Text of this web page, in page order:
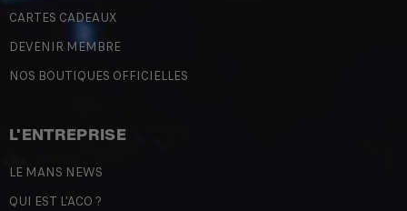
CARTES CADEAUX
DEVENIR MEMBRE
NOS BOUTIQUES OFFICIELLES
L'ENTREPRISE
LE MANS NEWS
QUI EST L'ACO ?